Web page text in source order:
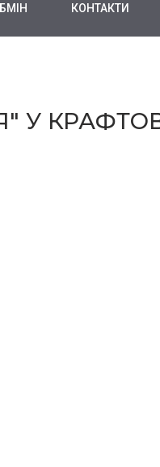
КОНТАКТИ
У